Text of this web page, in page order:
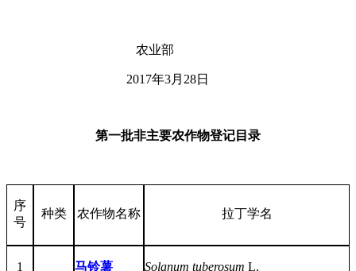
农业部
2017年3月 28日
第一批非主要农作物登记目录
序
号
种类 农作物名称 拉丁学名
1 马铃薯 Solanum tuberosum L.